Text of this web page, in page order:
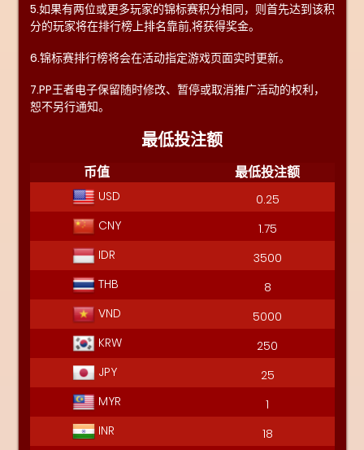
5.如果有两位或更多玩家的锦标赛积分相同，则首先达到该积
分的玩家将在排行榜上排名靠前,将获得奖金。
6.锦标赛排行榜将会在活动指定游戏页面实时更新。
7.PP王者电子保留随时修改、暂停或取消推广活动的权利，
恕不另行通知。
最低投注额
币值 最低投注额
USD
0.25
CNY
1.75
IDR
3500
THB
8
VND
5000
KRW
250
JPY
25
MYR
1
INR
18